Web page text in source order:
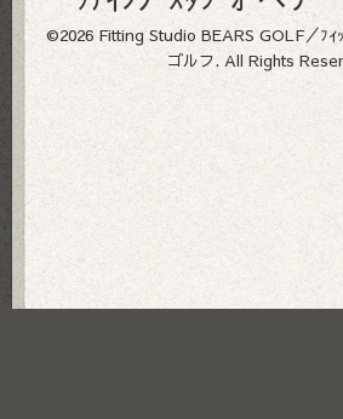
©2026 Fitting Studio BEARS GOLF／ﾌｨ
ゴルフ. All Rights